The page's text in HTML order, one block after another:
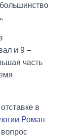
и 9 –
часть
в
Роман
вопрос